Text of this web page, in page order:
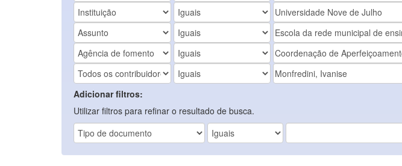
Adicionar filtros:
Utilizar filtros para refinar o resultado de busca.